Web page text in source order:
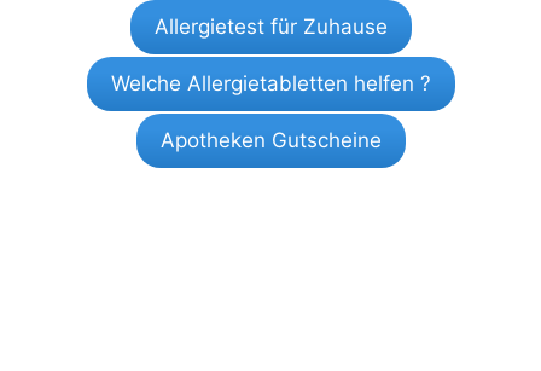
Allergietest für Zuhause
Welche Allergietabletten helfen ?
Apotheken Gutscheine